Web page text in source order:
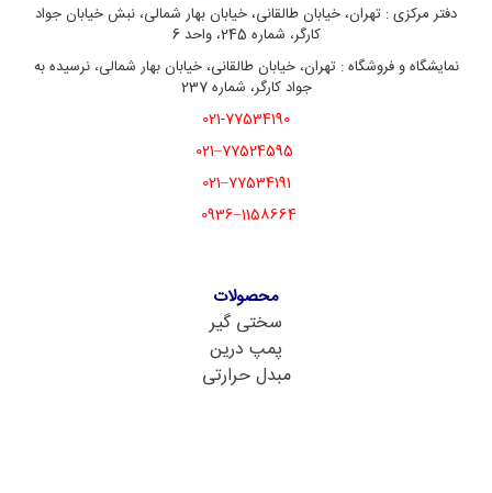
دفتر مرکزی : تهران، خیابان طالقانی، خیابان بهار شمالی، نبش خیابان جواد
کارگر، شماره 245، واحد 6
نمایشگاه و فروشگاه : تهران، خیابان طالقانی، خیابان بهار شمالی، نرسیده به
جواد کارگر، شماره 237
021-77534190
77524595–021
77534191–021
1158664–0936
محصولات
سختی گیر
پمپ درین
مبدل حرارتی